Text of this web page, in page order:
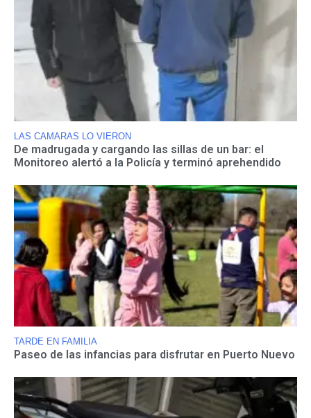
LAS CAMARAS LO VIERON
De madrugada y cargando las sillas de un bar: el
Monitoreo alertó a la Policía y terminó aprehendido
TARDE EN FAMILIA
Paseo de las infancias para disfrutar en Puerto Nuevo